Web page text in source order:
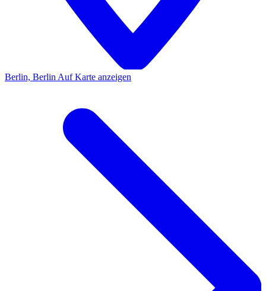
Berlin, Berlin Auf Karte anzeigen